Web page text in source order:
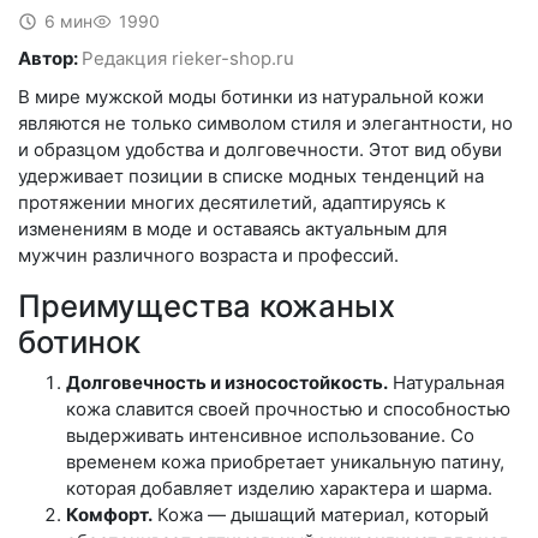
6 мин 1990
Автор: Редакция rieker-shop.ru
В мире мужской моды ботинки из натуральной кожи
являются не только символом стиля и элегантности, но
и образцом удобства и долговечности. Этот вид обуви
удерживает позиции в списке модных тенденций на
протяжении многих десятилетий, адаптируясь к
изменениям в моде и оставаясь актуальным для
мужчин различного возраста и профессий.
Преимущества кожаных
ботинок
Долговечность и износостойкость. Натуральная
кожа славится своей прочностью и способностью
выдерживать интенсивное использование. Со
временем кожа приобретает уникальную патину,
которая добавляет изделию характера и шарма.
Комфорт. Кожа — дышащий материал, который